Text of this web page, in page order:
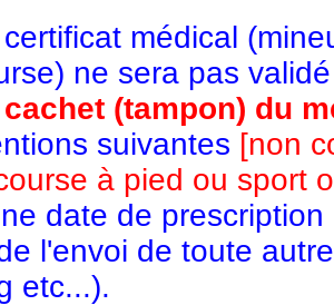
médical
ne sera pas
cachet (tampon) du
suivantes [non
à pied ou sport
date de
l'envoi de toute
etc...).